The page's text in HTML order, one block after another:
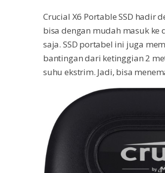
Crucial X6 Portable SSD hadir
bisa dengan mudah masuk ke
saja. SSD portabel ini juga
bantingan dari ketinggian 2
suhu ekstrim. Jadi, bisa